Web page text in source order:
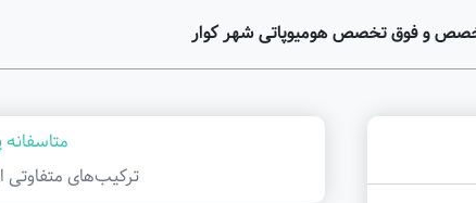
و فوق تخصص هومیوپاتی شهر کوار
ترکیب‌های متفاوتی